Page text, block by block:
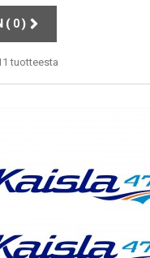
( 0)
tuotteesta